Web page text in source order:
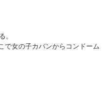
。
で女の子カバンからコンドーム